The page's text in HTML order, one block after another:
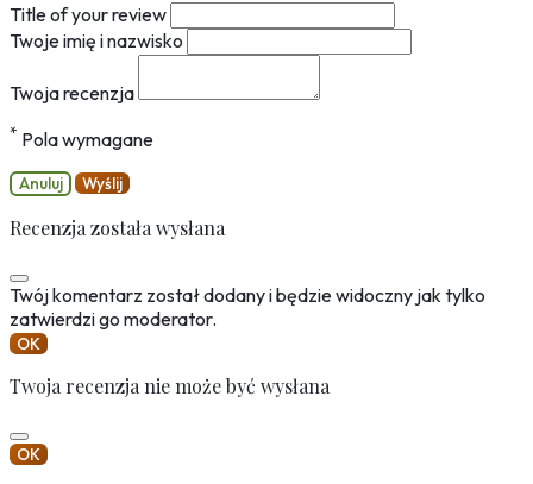
Title of your review
Twoje imię i nazwisko
Twoja recenzja
* Pola wymagane
Anuluj Wyślij
Recenzja została wysłana
Twój komentarz został dodany i będzie widoczny jak tylko
zatwierdzi go moderator.
OK
Twoja recenzja nie może być wysłana
OK